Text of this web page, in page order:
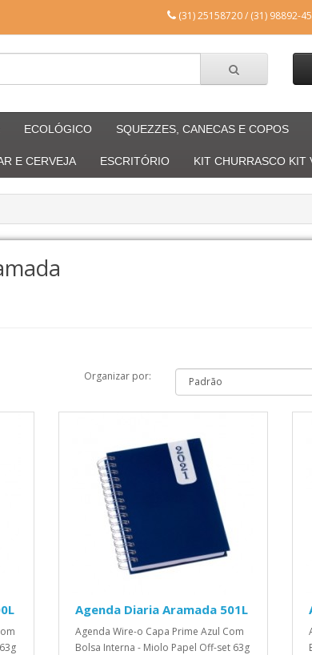
(31) 25158720 / (31) 98892-
ECOLÓGICO SQUEZZES, CANECAS E COPOS
E CERVEJA ESCRITÓRIO KIT CHURRASCO KIT
Organizar por:
Agenda Diaria Aramada 501L
Agenda Wire-o Capa Prime Azul Com
Bolsa Interna - Miolo Papel Off-set 63g